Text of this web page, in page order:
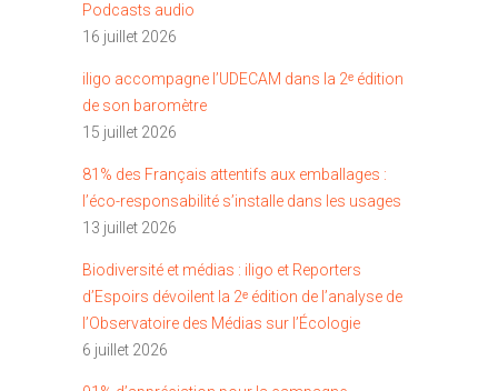
Podcasts audio
16 juillet 2026
iligo accompagne l’UDECAM dans la 2ᵉ édition
de son baromètre
15 juillet 2026
81% des Français attentifs aux emballages :
l’éco-responsabilité s’installe dans les usages
13 juillet 2026
Biodiversité et médias : iligo et Reporters
d’Espoirs dévoilent la 2ᵉ édition de l’analyse de
l’Observatoire des Médias sur l’Écologie
6 juillet 2026